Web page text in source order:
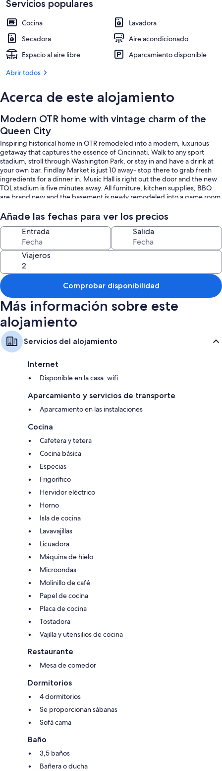
Servicios populares
Cocina
Lavadora
Secadora
Aire acondicionado
Espacio al aire libre
Aparcamiento disponible
Abrir todos
Acerca de este alojamiento
Modern OTR home with vintage charm of the
Queen City
Inspiring historical home in OTR remodeled into a modern, luxurious
getaway that captures the essence of Cincinnati. Walk to any sport
stadium, stroll through Washington Park, or stay in and have a drink at
your own bar. Findlay Market is just 10 away- stop there to grab fresh
ingredients for a dinner in. Music Hall is right out the door and the new
TQL stadium is five minutes away. All furniture, kitchen supplies, BBQ
are brand new and the basement is newly remodeled into a game room
explore everything you want in Over The Rhine.
Añade las fechas para ver los precios
Entrada Salida
Viajeros
Comprobar disponibilidad
Más información sobre este
alojamiento
Servicios del alojamiento
Internet
Disponible en la casa: wifi
Aparcamiento y servicios de transporte
Aparcamiento en las instalaciones
Cocina
Cafetera y tetera
Cocina básica
Especias
Frigorífico
Hervidor eléctrico
Horno
Isla de cocina
Lavavajillas
Licuadora
Máquina de hielo
Microondas
Molinillo de café
Papel de cocina
Placa de cocina
Tostadora
Vajilla y utensilios de cocina
Restaurante
Mesa de comedor
Dormitorios
4 dormitorios
Se proporcionan sábanas
Sofá cama
Baño
3,5 baños
Bañera o ducha